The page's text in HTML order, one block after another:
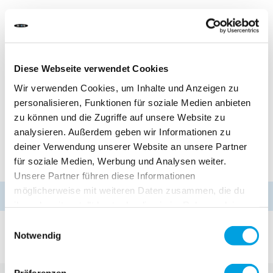
Diese Webseite verwendet Cookies
Wir verwenden Cookies, um Inhalte und Anzeigen zu
personalisieren, Funktionen für soziale Medien anbieten
zu können und die Zugriffe auf unsere Website zu
analysieren. Außerdem geben wir Informationen zu
deiner Verwendung unserer Website an unsere Partner
für soziale Medien, Werbung und Analysen weiter.
Unsere Partner führen diese Informationen
möglicherweise mit weiteren Daten zusammen, die du
Notwendig
CHF 8.40
Incl. VAT, Excl. shipping
Add to Cart
Hurry up!Only 1 productavailable!
Add to Wish List
Add to Compare